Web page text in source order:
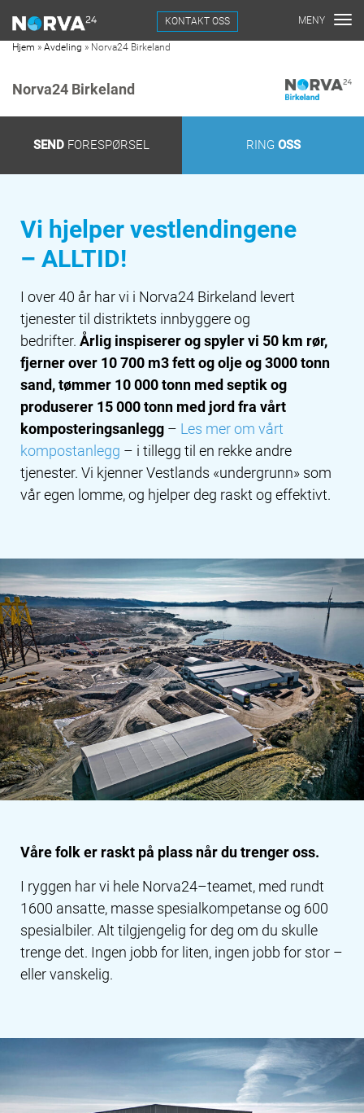
KONTAKT OSS
Hjem » Avdeling » Norva24 Birkeland
Norva24 Birkeland
SENDFORESPØRSEL RING OSS
Vi hjelper vestlendingene
– ALLTID!
I over 40 år har vi i Norva24 Birkeland levert
tjenester til distriktets innbyggere og
bedrifter. Årlig inspiserer og spyler vi 50 km rør,
fjerner over 10 700 m3 fett og olje og 3000 tonn
sand, tømmer 10 000 tonn med septik og
produserer 15 000 tonn med jord fra vårt
komposteringsanlegg – Les mer om vårt
kompostanlegg – i tillegg til en rekke andre
tjenester. Vi kjenner Vestlands «undergrunn» som
vår egen lomme, og hjelper deg raskt og effektivt.
Våre folk er raskt på plass når du trenger oss.
I ryggen har vi hele Norva24–teamet, med rundt
1600 ansatte, masse spesialkompetanse og 600
spesialbiler. Alt tilgjengelig for deg om du skulle
trenge det. Ingen jobb for liten, ingen jobb for stor –
eller vanskelig.